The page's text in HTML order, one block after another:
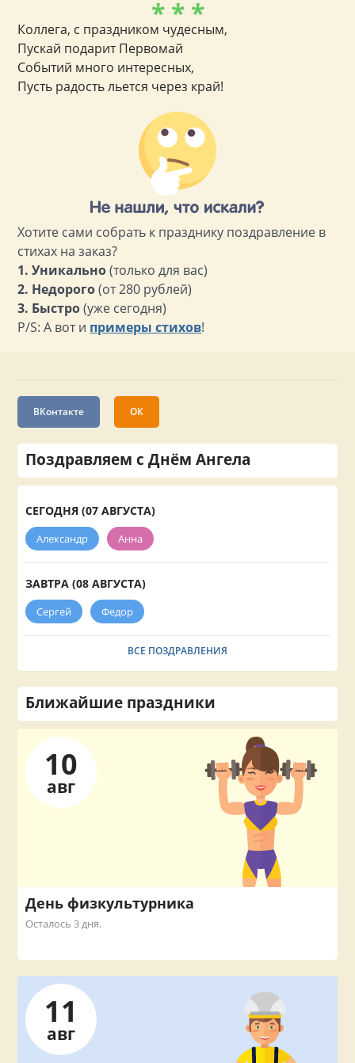
* * *
Коллега, с праздником чудесным,
Пускай подарит Первомай
Событий много интересных,
Пусть радость льется через край!
Хотите сами собрать к празднику поздравление в
стихах на заказ?
1. Уникально(только для вас)
2. Недорого(от 280 рублей)
3. Быстро(уже сегодня)
P/S: А вот и примеры стихов!
ВКонтакте ОК
Поздравляем с Днём Ангела
СЕГОДНЯ (07 АВГУСТА)
Александр Анна
ЗАВТРА (08 АВГУСТА)
Сергей Федор
ВСЕ ПОЗДРАВЛЕНИЯ
Ближайшие праздники
10
авг
День физкультурника
Осталось 3 дня.
11
авг